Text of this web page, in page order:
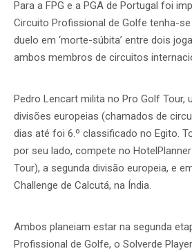
Para a FPG e a PGA de Portugal foi
Circuito Profissional de Golfe tenha-
duelo em ‘morte-súbita’ entre dois
ambos membros de circuitos
Pedro Lencart milita no Pro Golf Tour,
divisões europeias (chamados de
dias até foi 6.º classificado no Egito.
por seu lado, compete no
Tour), a segunda divisão europeia, e
Challenge de Calcutá, na Índia.
Ambos planeiam estar na segunda
Profissional de Golfe, o Solverde